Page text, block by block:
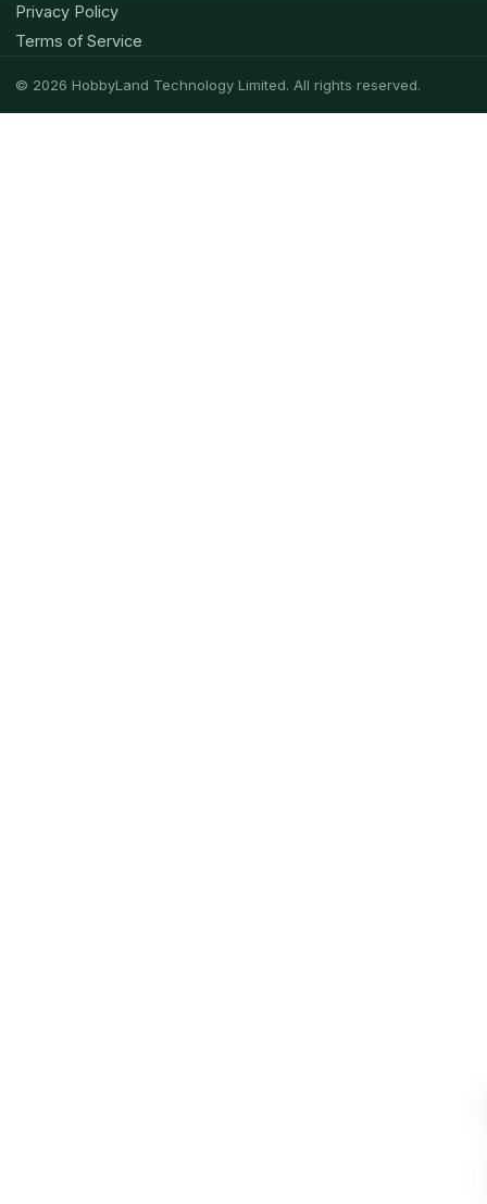
Privacy Policy
Terms of Service
© 2026 HobbyLand Technology Limited. All rights reserved.